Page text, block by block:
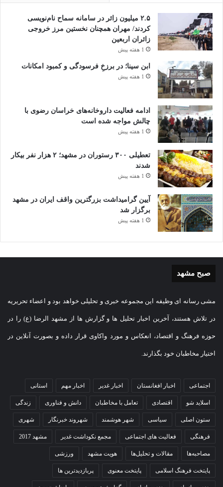
۲.۵ میلیون زائر در سامانه سماح نام‌نویسی
کردند/ مهران همچنان نخستین مرز خروجی
زائران اربعین
1 هفته پیش
ابن سینا؛ در برزخِ فرسودگی و کمبود امکانات
1 هفته پیش
ادامه فعالیت داروخانه‌های خراسان رضوی با
چالش مواجه شده است
1 هفته پیش
تعطیلی ۳۰۰ رستوران در مشهد؛ ۲ هزار نفر بیکار
شدند
1 هفته پیش
آیین گرامیداشت بزرگترین واقف ایران در مشهد
برگزار شد
1 هفته پیش
صبح مشهد
مشی رسانه ای وظیفه این مجموعه خبری و تحلیلی خواهد بود و اعضاء تحریریه
در تلاش هستند، آخرین اخبار تحلیل ها و گزارش ها از مشهد الرضا (ع) را در
حوزه فرهنگ و اقتصاد، انعکاس و مورد واکاوی قرار داده و بصورت آنلاین در
اختیار مخاطبان خود بگذارند.
اجتماعی اخبار افغانستان اخبار غدیر اخبار مهم استانی
اسلاید شو اقتصادی تعامل با مخاطبان دانش و فناوری زندگی
ستون اصلی سیاسی شهر هوشمند شهروند خبرنگار شهری
فرهنگی فعالیت های اجتماعی مجمع نکوداشت غدیر مشهد 2017
مصاحبه‌ها مقالات و تحلیل‌ها هویت مشهد ورزشی
پایتخت فرهنگ اسلامی پایتخت معنوی پربازدیدترین ها